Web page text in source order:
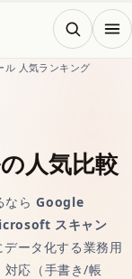
メニ
の記事一覧
ル 人気ランキング
人気比較
ならGoogle
スキャン
ータ化する業務用
対応（手書き/帳